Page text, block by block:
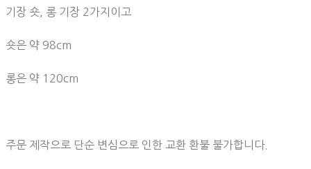
기장 숏, 롱 기장 2가지이고
숏은 약 98cm
롱은 약 120cm
주문 제작으로 단순 변심으로 인한 교환 환불 불가합니다.